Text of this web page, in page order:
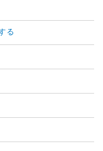
る